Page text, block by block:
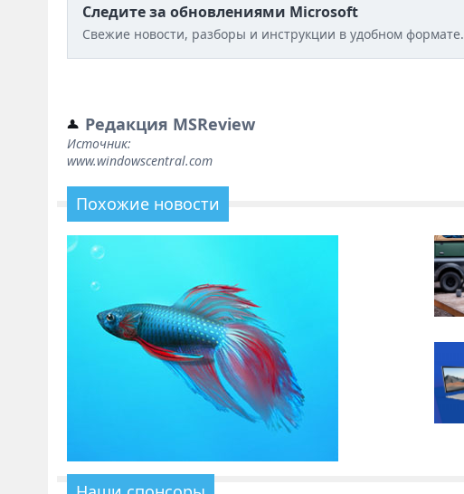
Следите за обновлениями Microsoft
Свежие новости, разборы и инструкции в удобном формате.
Редакция MSReview
Источник:
www.windowscentral.com
Похожие новости